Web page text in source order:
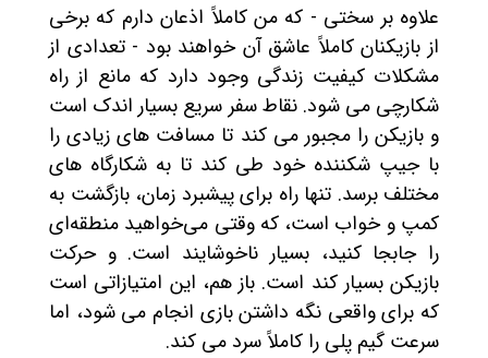
علاوه بر سختی - که من کاملاً اذعان دارم که برخی
از بازیکنان کاملاً عاشق آن خواهند بود - تعدادی از
مشکلات کیفیت زندگی وجود دارد که مانع از راه
شکارچی می شود. نقاط سفر سریع بسیار اندک است
و بازیکن را مجبور می کند تا مسافت های زیادی را
با جیپ شکننده خود طی کند تا به شکارگاه های
مختلف برسد. تنها راه برای پیشبرد زمان، بازگشت به
کمپ و خواب است، که وقتی می‌خواهید منطقه‌ای
را جابجا کنید، بسیار ناخوشایند است. و حرکت
بازیکن بسیار کند است. باز هم، این امتیازاتی است
که برای واقعی نگه داشتن بازی انجام می شود، اما
سرعت گیم پلی را کاملاً سرد می کند.